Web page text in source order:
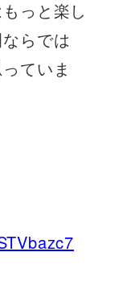
っと楽し
らでは
ていま